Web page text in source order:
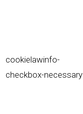
cookielawinfo-
checkbox-necessary